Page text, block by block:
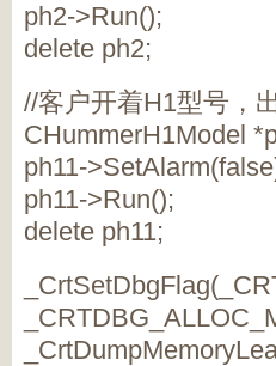
ph2->Run();
delete ph2;
//客户开着H1型号，
CHummerH1Model
ph11-
ph11->Run();
delete ph11;